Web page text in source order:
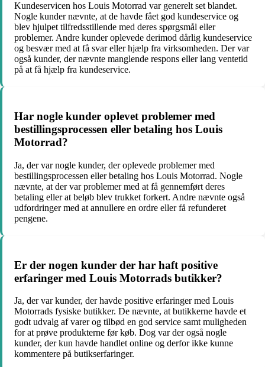
Kundeservicen hos Louis Motorrad var generelt set blandet.
Nogle kunder nævnte, at de havde fået god kundeservice og
blev hjulpet tilfredsstillende med deres spørgsmål eller
problemer. Andre kunder oplevede derimod dårlig kundeservice
og besvær med at få svar eller hjælp fra virksomheden. Der var
også kunder, der nævnte manglende respons eller lang ventetid
på at få hjælp fra kundeservice.
Har nogle kunder oplevet problemer med
bestillingsprocessen eller betaling hos Louis
Motorrad?
Ja, der var nogle kunder, der oplevede problemer med
bestillingsprocessen eller betaling hos Louis Motorrad. Nogle
nævnte, at der var problemer med at få gennemført deres
betaling eller at beløb blev trukket forkert. Andre nævnte også
udfordringer med at annullere en ordre eller få refunderet
pengene.
Er der nogen kunder der har haft positive
erfaringer med Louis Motorrads butikker?
Ja, der var kunder, der havde positive erfaringer med Louis
Motorrads fysiske butikker. De nævnte, at butikkerne havde et
godt udvalg af varer og tilbød en god service samt muligheden
for at prøve produkterne før køb. Dog var der også nogle
kunder, der kun havde handlet online og derfor ikke kunne
kommentere på butikserfaringer.